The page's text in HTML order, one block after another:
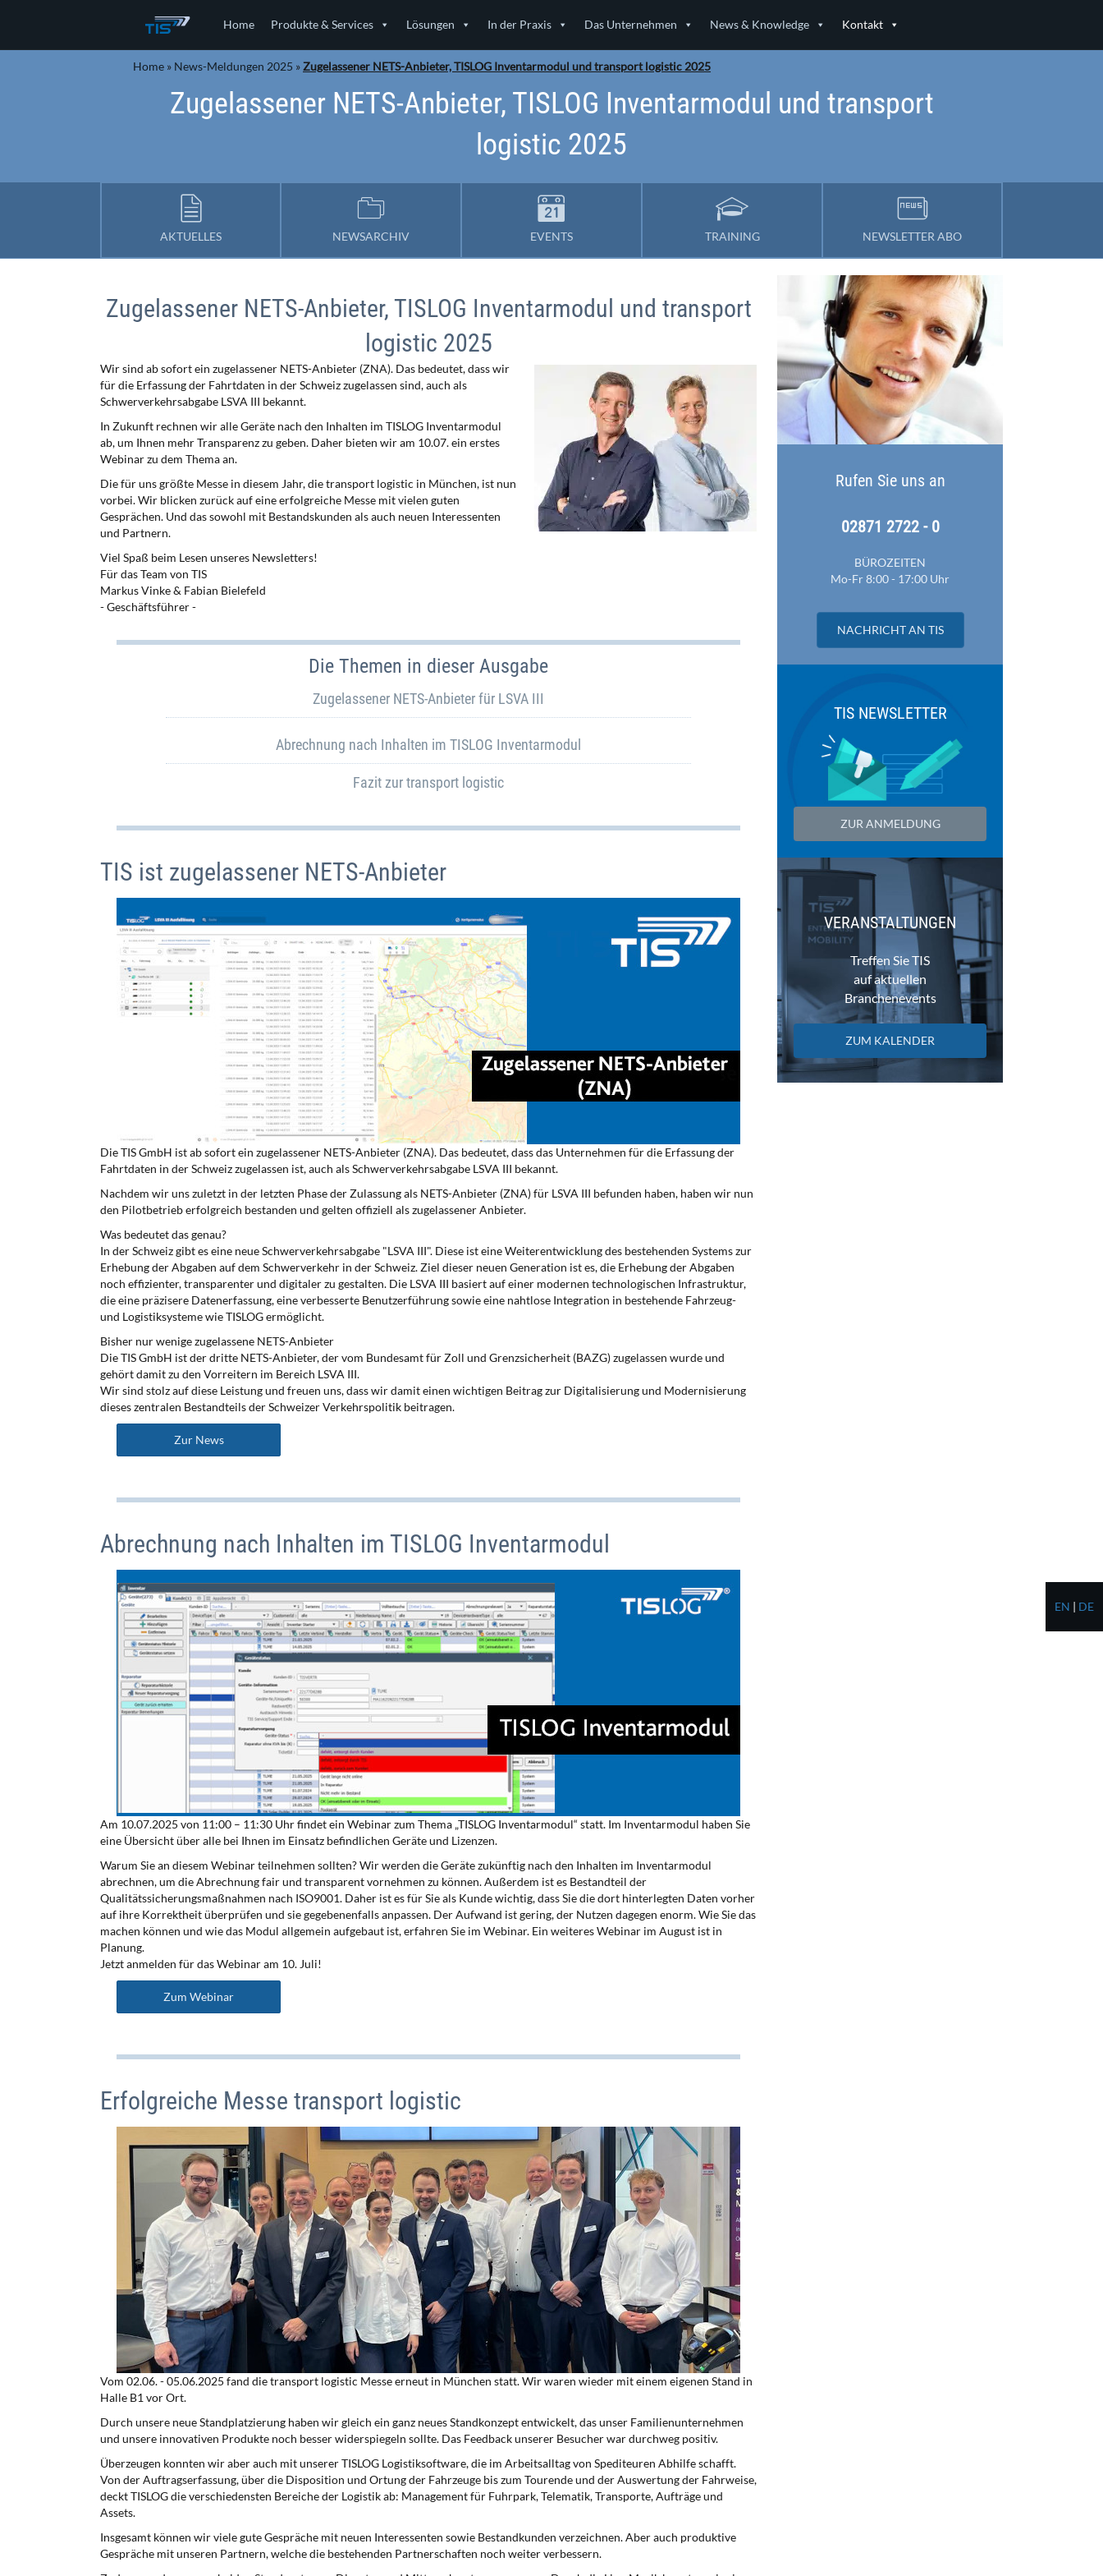
Home Produkte & Services Lösungen In der Praxis Das Unternehmen News & Knowledge Kontakt
Home » News-Meldungen 2025 » Zugelassener NETS-Anbieter, TISLOG Inventarmodul und transport logistic 2025
Zugelassener NETS-Anbieter, TISLOG Inventarmodul und transport
logistic 2025
AKTUELLES NEWSARCHIV EVENTS TRAINING NEWSLETTER ABO
Zugelassener NETS-Anbieter, TISLOG Inventarmodul und transport
logistic 2025
Wir sind ab sofort ein zugelassener NETS-Anbieter (ZNA). Das bedeutet, dass wir
für die Erfassung der Fahrtdaten in der Schweiz zugelassen sind, auch als
Schwerverkehrsabgabe LSVA III bekannt.
In Zukunft rechnen wir alle Geräte nach den Inhalten im TISLOG Inventarmodul
ab, um Ihnen mehr Transparenz zu geben. Daher bieten wir am 10.07. ein erstes
Webinar zu dem Thema an.
Die für uns größte Messe in diesem Jahr, die transport logistic in München, ist nun
vorbei. Wir blicken zurück auf eine erfolgreiche Messe mit vielen guten
Gesprächen. Und das sowohl mit Bestandskunden als auch neuen Interessenten
und Partnern.
Viel Spaß beim Lesen unseres Newsletters!
Für das Team von TIS
Markus Vinke & Fabian Bielefeld
- Geschäftsführer -
Die Themen in dieser Ausgabe
Zugelassener NETS-Anbieter für LSVA III
Abrechnung nach Inhalten im TISLOG Inventarmodul
Fazit zur transport logistic
TIS ist zugelassener NETS-Anbieter
Die TIS GmbH ist ab sofort ein zugelassener NETS-Anbieter (ZNA). Das bedeutet, dass das Unternehmen für die Erfassung der
Fahrtdaten in der Schweiz zugelassen ist, auch als Schwerverkehrsabgabe LSVA III bekannt.
Nachdem wir uns zuletzt in der letzten Phase der Zulassung als NETS-Anbieter (ZNA) für LSVA III befunden haben, haben wir nun
den Pilotbetrieb erfolgreich bestanden und gelten offiziell als zugelassener Anbieter.
Was bedeutet das genau?
In der Schweiz gibt es eine neue Schwerverkehrsabgabe "LSVA III". Diese ist eine Weiterentwicklung des bestehenden Systems zur
Erhebung der Abgaben auf dem Schwerverkehr in der Schweiz. Ziel dieser neuen Generation ist es, die Erhebung der Abgaben
noch effizienter, transparenter und digitaler zu gestalten. Die LSVA III basiert auf einer modernen technologischen Infrastruktur,
die eine präzisere Datenerfassung, eine verbesserte Benutzerführung sowie eine nahtlose Integration in bestehende Fahrzeug-
und Logistiksysteme wie TISLOG ermöglicht.
Bisher nur wenige zugelassene NETS-Anbieter
Die TIS GmbH ist der dritte NETS-Anbieter, der vom Bundesamt für Zoll und Grenzsicherheit (BAZG) zugelassen wurde und
gehört damit zu den Vorreitern im Bereich LSVA III.
Wir sind stolz auf diese Leistung und freuen uns, dass wir damit einen wichtigen Beitrag zur Digitalisierung und Modernisierung
dieses zentralen Bestandteils der Schweizer Verkehrspolitik beitragen.
Zur News
Abrechnung nach Inhalten im TISLOG Inventarmodul
Am 10.07.2025 von 11:00 – 11:30 Uhr findet ein Webinar zum Thema „TISLOG Inventarmodul“ statt. Im Inventarmodul haben Sie
eine Übersicht über alle bei Ihnen im Einsatz befindlichen Geräte und Lizenzen.
Warum Sie an diesem Webinar teilnehmen sollten? Wir werden die Geräte zukünftig nach den Inhalten im Inventarmodul
abrechnen, um die Abrechnung fair und transparent vornehmen zu können. Außerdem ist es Bestandteil der
Qualitätssicherungsmaßnahmen nach ISO9001. Daher ist es für Sie als Kunde wichtig, dass Sie die dort hinterlegten Daten vorher
auf ihre Korrektheit überprüfen und sie gegebenenfalls anpassen. Der Aufwand ist gering, der Nutzen dagegen enorm. Wie Sie das
machen können und wie das Modul allgemein aufgebaut ist, erfahren Sie im Webinar. Ein weiteres Webinar im August ist in
Planung.
Jetzt anmelden für das Webinar am 10. Juli!
Zum Webinar
Erfolgreiche Messe transport logistic
Vom 02.06. - 05.06.2025 fand die transport logistic Messe erneut in München statt. Wir waren wieder mit einem eigenen Stand in
Halle B1 vor Ort.
Durch unsere neue Standplatzierung haben wir gleich ein ganz neues Standkonzept entwickelt, das unser Familienunternehmen
und unsere innovativen Produkte noch besser widerspiegeln sollte. Das Feedback unserer Besucher war durchweg positiv.
Überzeugen konnten wir aber auch mit unserer TISLOG Logistiksoftware, die im Arbeitsalltag von Spediteuren Abhilfe schafft.
Von der Auftragserfassung, über die Disposition und Ortung der Fahrzeuge bis zum Tourende und der Auswertung der Fahrweise,
deckt TISLOG die verschiedensten Bereiche der Logistik ab: Management für Fuhrpark, Telematik, Transporte, Aufträge und
Assets.
Insgesamt können wir viele gute Gespräche mit neuen Interessenten sowie Bestandkunden verzeichnen. Aber auch produktive
Gespräche mit unseren Partnern, welche die bestehenden Partnerschaften noch weiter verbessern.
Rufen Sie uns an
02871 2722 - 0
BÜROZEITEN
Mo-Fr 8:00 - 17:00 Uhr
NACHRICHT AN TIS
TIS NEWSLETTER
ZUR ANMELDUNG
VERANSTALTUNGEN
Treffen Sie TIS
auf aktuellen
Branchenevents
ZUM KALENDER
EN | DE